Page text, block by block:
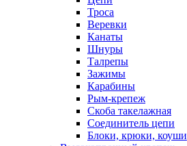
Троса
Веревки
Канаты
Шнуры
Талрепы
Зажимы
Карабины
Рым-крепеж
Скоба такелажная
Соединитель цепи
Блоки, крюки, коуши